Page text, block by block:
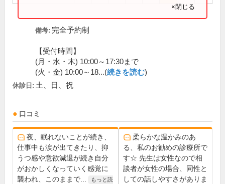
×閉じる
備考: 完全予約制
【受付時間】
(月・水・木) 10:00～17:30まで
(火・金) 10:00～18...(続きを読む)
休診日: 土、日、祝
口コミ
夜、眠れないことが続き、
仕事中も涙が出てきたり、抑
うつ感や意欲減退が続き自分
がおかしくなっていく感覚に
襲われ、このままで...
もっと読
柔らかな温かみのあ
る、私のお勧めの診療所で
す☆ 先生は女性なので相
談者が女性の場合、同性と
しての話しやすさがありま